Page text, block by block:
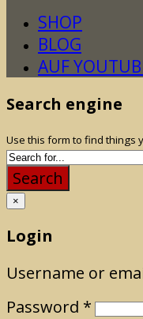
SHOP
BLOG
AUF
Search engine
Use this form to find things
Search
×
Login
Username or
Password *